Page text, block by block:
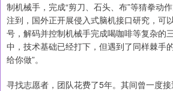
制机械手，完成“剪刀、石头、布”等猜拳动
注到，国外正开展侵入式脑机接口研究，可
号，解码并控制机械手完成喝咖啡等复杂的
中，技术基础已经打下，但遇到了同样棘手
给你做”。
寻找志愿者，团队花费了5年。其间曾一度